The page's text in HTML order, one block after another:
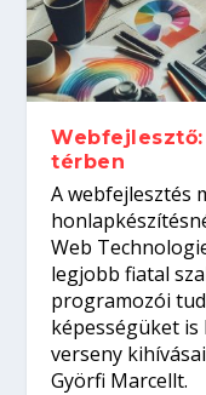
Hogyan
Így
Kitalálod,
gépeket?
Nem sikerült
Tanulj
amikor
térben
A webfejlesztés
Web
legjobb fiatal
programozói
képességüket
verseny
Györfi Marcellt.